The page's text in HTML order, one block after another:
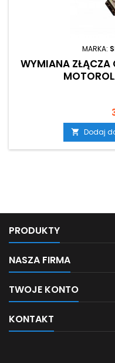
MARKA:
WYMIANA ZŁĄCZA
 Dodaj
PRODUKTY
NASZA FIRMA
TWOJE KONTO
KONTAKT